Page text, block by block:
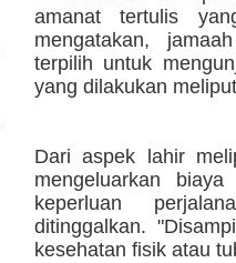
amanat tertulis
mengatakan,
terpilih untuk
yang dilakukan
Dari aspek lahir
mengeluarkan
keperluan
ditinggalkan.
kesehatan fisik atau